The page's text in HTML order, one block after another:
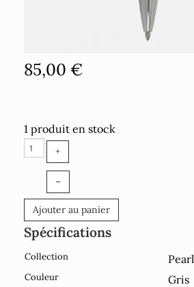
85,00 €
1 produit en stock
+
–
Ajouter au panier
Spécifications
Collection Pearl
Couleur Gris